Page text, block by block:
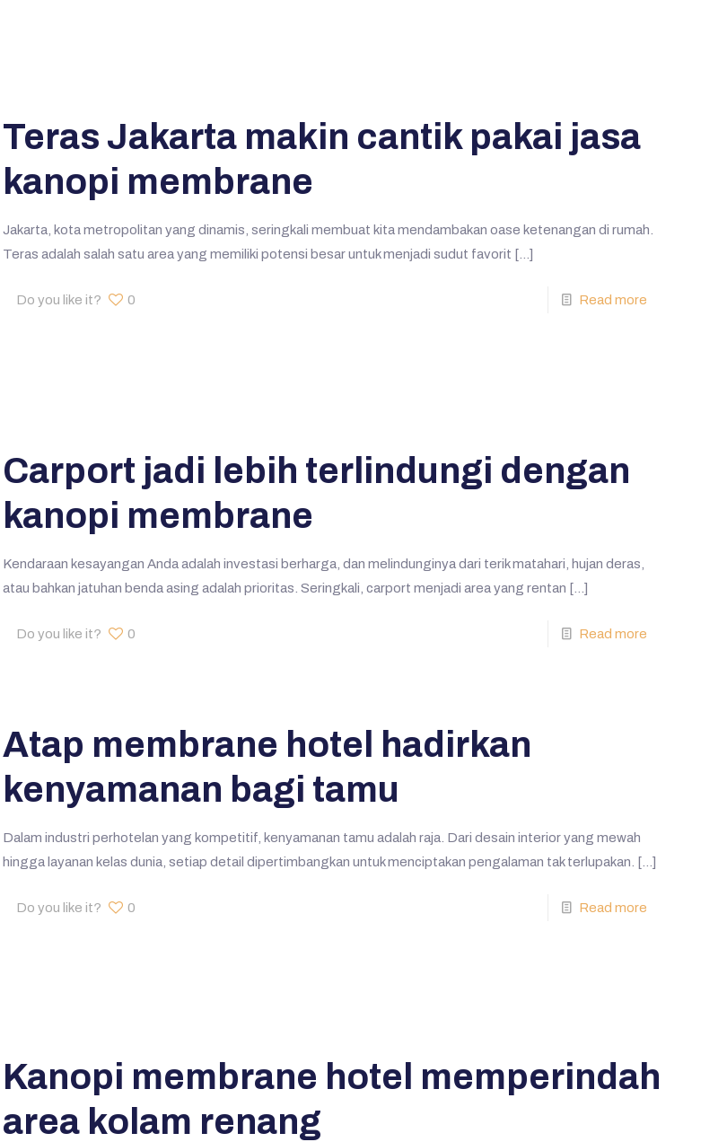
Teras Jakarta makin cantik pakai jasa
kanopi membrane
Jakarta, kota metropolitan yang dinamis, seringkali membuat kita mendambakan oase ketenangan di rumah.
Teras adalah salah satu area yang memiliki potensi besar untuk menjadi sudut favorit […]
Do you like it? 0 Read more
Carport jadi lebih terlindungi dengan
kanopi membrane
Kendaraan kesayangan Anda adalah investasi berharga, dan melindunginya dari terik matahari, hujan deras,
atau bahkan jatuhan benda asing adalah prioritas. Seringkali, carport menjadi area yang rentan […]
Do you like it? 0 Read more
Atap membrane hotel hadirkan
kenyamanan bagi tamu
Dalam industri perhotelan yang kompetitif, kenyamanan tamu adalah raja. Dari desain interior yang mewah
hingga layanan kelas dunia, setiap detail dipertimbangkan untuk menciptakan pengalaman tak terlupakan.
[…]
Do you like it? 0 Read more
Kanopi membrane hotel memperindah
area kolam renang